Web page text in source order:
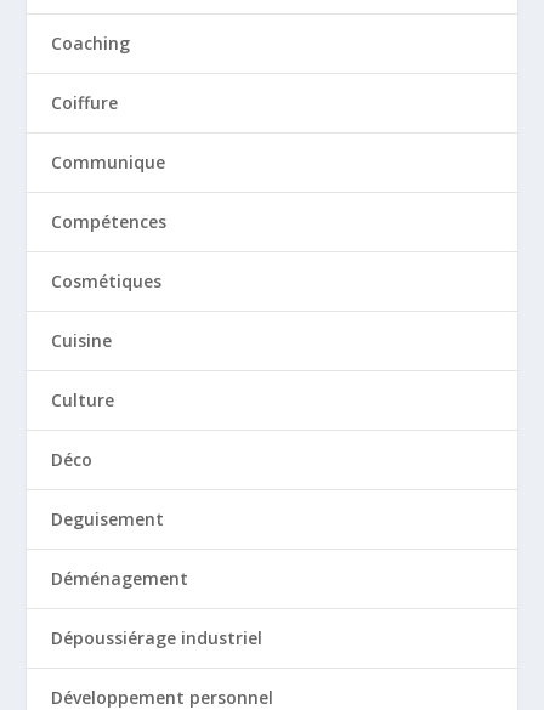
Coaching
Coiffure
Communique
Compétences
Cosmétiques
Cuisine
Culture
Déco
Deguisement
Déménagement
Dépoussiérage industriel
Développement personnel